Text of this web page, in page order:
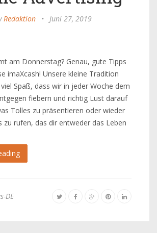
Redaktion • Juni 27, 2019
am Donnerstag? Genau, gute Tipps
imaXcash! Unsere kleine Tradition
Spaß, dass wir in jeder Woche dem
fiebern und richtig Lust darauf
Tolles zu präsentieren oder wieder
zu rufen, das dir entweder das Leben
DE